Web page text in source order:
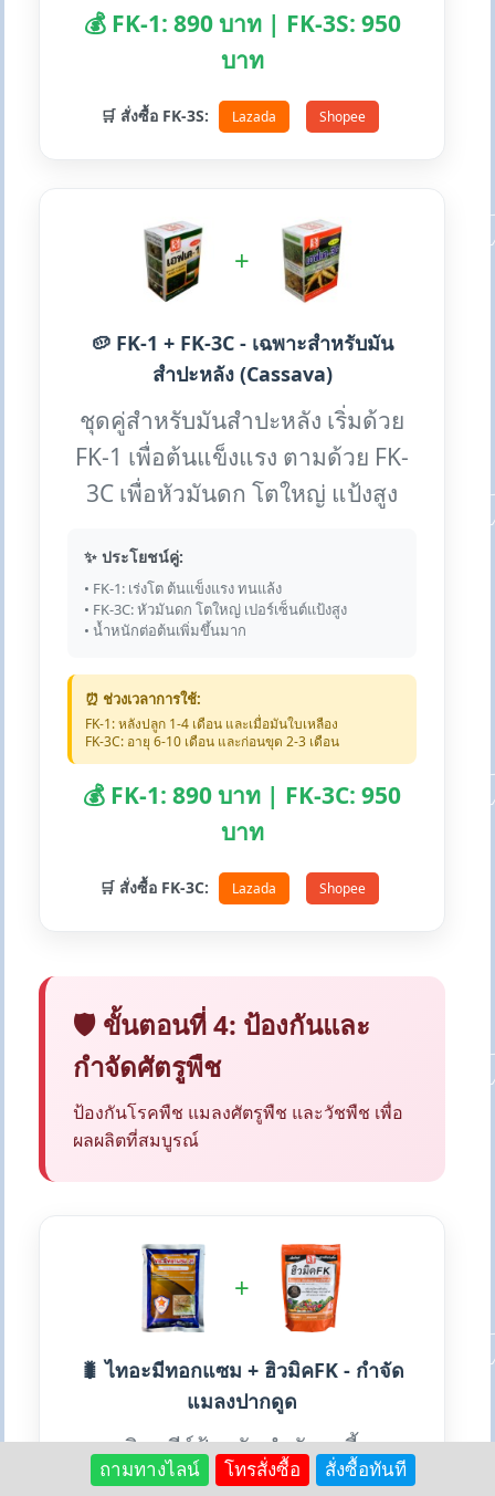
💰 FK-1: 890 บาท | FK-3S: 950
บาท
🛒 สั่งซื้อ FK-3S: Lazada Shopee
+
🥔 FK-1 + FK-3C - เฉพาะสำหรับมัน
สำปะหลัง (Cassava)
ชุดคู่สำหรับมันสำปะหลัง เริ่มด้วย
FK-1 เพื่อต้นแข็งแรง ตามด้วย FK-
3C เพื่อหัวมันดก โตใหญ่ แป้งสูง
✨ ประโยชน์คู่:
• FK-1: เร่งโต ต้นแข็งแรง ทนแล้ง
• FK-3C: หัวมันดก โตใหญ่ เปอร์เซ็นต์แป้งสูง
• น้ำหนักต่อต้นเพิ่มขึ้นมาก
⏰ ช่วงเวลาการใช้:
FK-1: หลังปลูก 1-4 เดือน และเมื่อมันใบเหลือง
FK-3C: อายุ 6-10 เดือน และก่อนขุด 2-3 เดือน
💰 FK-1: 890 บาท | FK-3C: 950
บาท
🛒 สั่งซื้อ FK-3C: Lazada Shopee
🛡️ ขั้นตอนที่ 4: ป้องกันและ
กำจัดศัตรูพืช
ป้องกันโรคพืช แมลงศัตรูพืช และวัชพืช เพื่อ
ผลผลิตที่สมบูรณ์
+
🐛 ไทอะมีทอกแซม + ฮิวมิคFK - กำจัด
แมลงปากดูด
สารอินทรีย์ป้องกันกำจัดเพลี้ยทุก
ชนิด แมลงปากดูด หนอนชอนใบ
ถามทางไลน์ โทรสั่งซื้อ สั่งซื้อทันที